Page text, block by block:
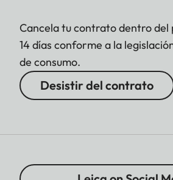
Cancela tu contrato dentro del
14 días conforme a la
de consumo.
Desistir del contrato